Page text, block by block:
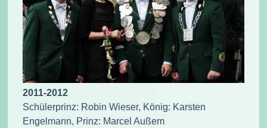
2011-2012
Schülerprinz: Robin Wieser, König: Karsten
Engelmann, Prinz: Marcel Außem